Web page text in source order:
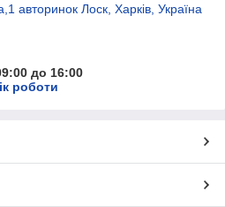
авторинок Лоск, Харків, Україна
до 16:00
роботи